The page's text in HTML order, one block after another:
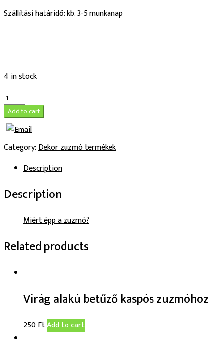
Szállítási határidő: kb. 3-5 munkanap
4 in stock
Tavaszzöld
zuzmókép
fehér
keretben
17,5
cm
Add to cart
Category:Dekor zuzmó termékek
Description
Description
Miért épp a zuzmó?
Related products
Virág alakú betűző kaspós zuzmóhoz
250FtAdd to cart